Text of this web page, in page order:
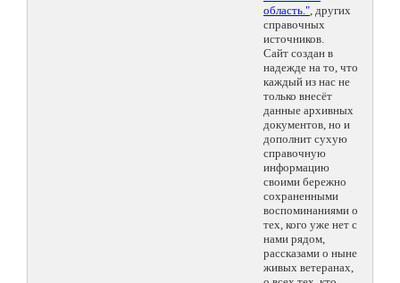
область.", других
справочных
источников.
Сайт создан в
надежде на то, что
каждый из нас не
только внесёт
данные архивных
документов, но и
дополнит сухую
справочную
информацию
своими бережно
сохраненными
воспоминаниями о
тех, кого уже нет с
нами рядом,
рассказами о ныне
живых ветеранах,